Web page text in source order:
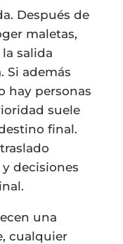
Después de
maletas,
salida
Si además
hay personas
suele
final.
decisiones
una
cualquier